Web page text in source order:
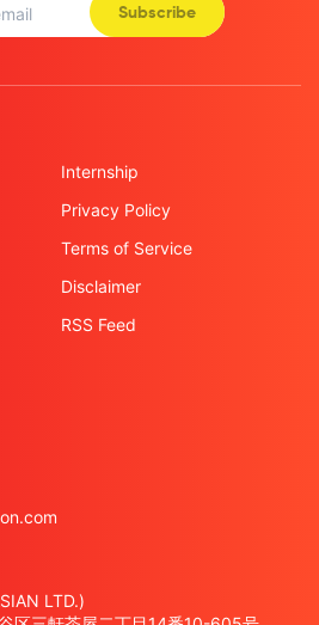
Subscribe
Internship
Privacy Policy
Terms of Service
Disclaimer
RSS Feed
LTD.)